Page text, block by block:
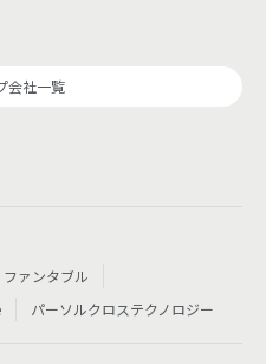
会社一覧
ファンタブル
パーソルクロステクノロジー